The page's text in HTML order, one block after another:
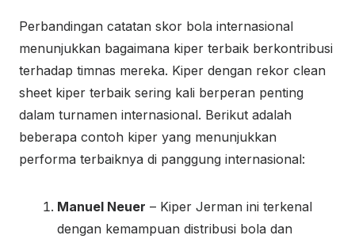
Perbandingan catatan skor bola internasional
menunjukkan bagaimana kiper terbaik berkontribusi
terhadap timnas mereka. Kiper dengan rekor clean
sheet kiper terbaik sering kali berperan penting
dalam turnamen internasional. Berikut adalah
beberapa contoh kiper yang menunjukkan
performa terbaiknya di panggung internasional:
Manuel Neuer – Kiper Jerman ini terkenal
dengan kemampuan distribusi bola dan